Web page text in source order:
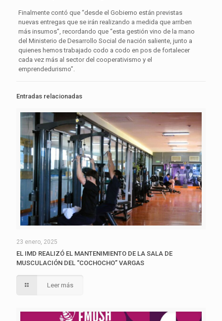
Finalmente contó que “desde el Gobierno están previstas
nuevas entregas que se irán realizando a medida que arriben
más insumos”, recordando que “esta gestión vino de la mano
del Ministerio de Desarrollo Social de nación saliente, junto a
quienes hemos trabajado codo a codo en pos de fortalecer
cada vez más al sector del cooperativismo y el
emprendedurismo”.
Entradas relacionadas
23 enero, 2025
EL IMD REALIZÓ EL MANTENIMIENTO DE LA SALA DE
MUSCULACIÓN DEL “COCHOCHO” VARGAS
Leer más